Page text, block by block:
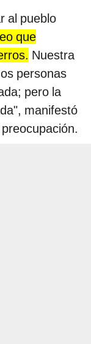
al pueblo
que
Nuestra
personas
pero la
manifestó